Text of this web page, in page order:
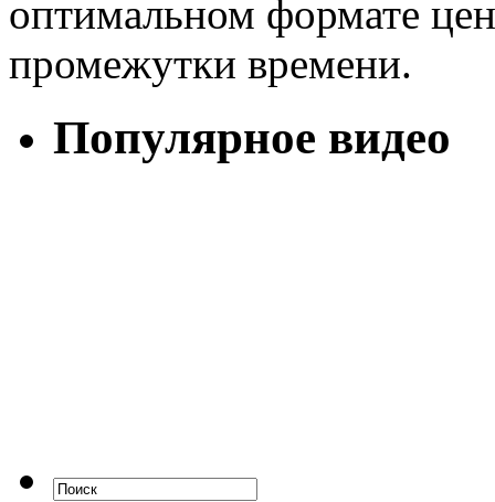
оптимальном формате
промежутки времени.
Популярное видео